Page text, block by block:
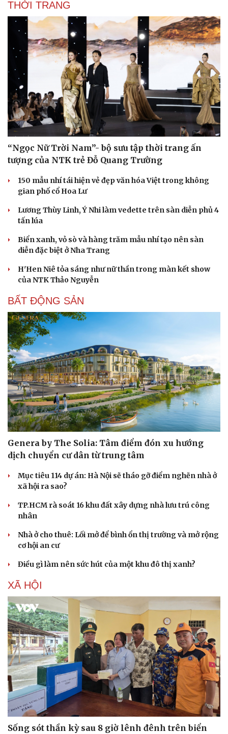
Sức khỏe
Cây thuốc
Nhi khoa
Nam khoa
Làm đẹp - giảm cân
Phòng mạch online
Ăn sạch sống khỏe
Blog
THỜI TRANG
“Ngọc Nữ Trời Nam”- bộ sưu tập thời trang ấn
tượng của NTK trẻ Đỗ Quang Trường
150 mẫu nhí tái hiện vẻ đẹp văn hóa Việt trong không
gian phố cổ Hoa Lư
Lương Thùy Linh, Ý Nhi làm vedette trên sàn diễn phủ 4
tấn lúa
Biển xanh, vỏ sò và hàng trăm mẫu nhí tạo nên sàn
diễn đặc biệt ở Nha Trang
H'Hen Niê tỏa sáng như nữ thần trong màn kết show
của NTK Thảo Nguyễn
BẤT ĐỘNG SẢN
Genera by The Solia: Tâm điểm đón xu hướng
dịch chuyển cư dân từ trung tâm
Mục tiêu 114 dự án: Hà Nội sẽ tháo gỡ điểm nghẽn nhà ở
xã hội ra sao?
TP.HCM rà soát 16 khu đất xây dựng nhà lưu trú công
nhân
Nhà ở cho thuê: Lối mở để bình ổn thị trường và mở rộng
cơ hội an cư
Điều gì làm nên sức hút của một khu đô thị xanh?
XÃ HỘI
Sống sót thần kỳ sau 8 giờ lênh đênh trên biển